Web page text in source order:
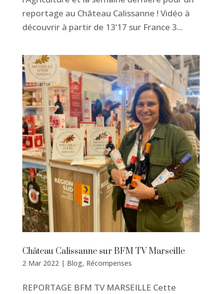
reportage au Château Calissanne ! Vidéo à
découvrir à partir de 13’17 sur France 3...
Château Calissanne sur BFM TV Marseille
2 Mar 2022| Blog, Récompenses
REPORTAGE BFM TV MARSEILLE Cette